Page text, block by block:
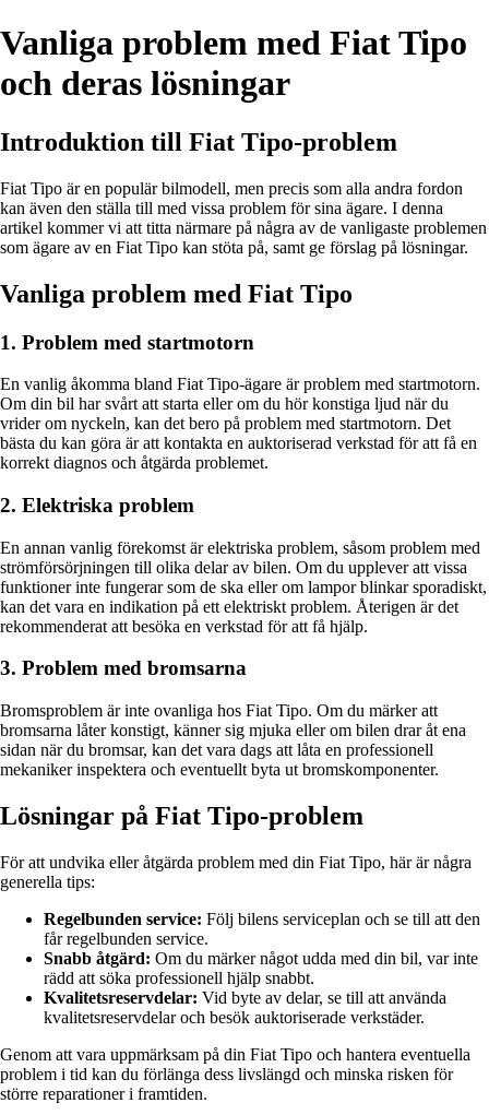
Vanliga problem med Fiat Tipo
och deras lösningar
Introduktion till Fiat Tipo-problem
Fiat Tipo är en populär bilmodell, men precis som alla andra fordon
kan även den ställa till med vissa problem för sina ägare. I denna
artikel kommer vi att titta närmare på några av de vanligaste problemen
som ägare av en Fiat Tipo kan stöta på, samt ge förslag på lösningar.
Vanliga problem med Fiat Tipo
1. Problem med startmotorn
En vanlig åkomma bland Fiat Tipo-ägare är problem med startmotorn.
Om din bil har svårt att starta eller om du hör konstiga ljud när du
vrider om nyckeln, kan det bero på problem med startmotorn. Det
bästa du kan göra är att kontakta en auktoriserad verkstad för att få en
korrekt diagnos och åtgärda problemet.
2. Elektriska problem
En annan vanlig förekomst är elektriska problem, såsom problem med
strömförsörjningen till olika delar av bilen. Om du upplever att vissa
funktioner inte fungerar som de ska eller om lampor blinkar sporadiskt,
kan det vara en indikation på ett elektriskt problem. Återigen är det
rekommenderat att besöka en verkstad för att få hjälp.
3. Problem med bromsarna
Bromsproblem är inte ovanliga hos Fiat Tipo. Om du märker att
bromsarna låter konstigt, känner sig mjuka eller om bilen drar åt ena
sidan när du bromsar, kan det vara dags att låta en professionell
mekaniker inspektera och eventuellt byta ut bromskomponenter.
Lösningar på Fiat Tipo-problem
För att undvika eller åtgärda problem med din Fiat Tipo, här är några
generella tips:
Regelbunden service: Följ bilens serviceplan och se till att den
får regelbunden service.
Snabb åtgärd: Om du märker något udda med din bil, var inte
rädd att söka professionell hjälp snabbt.
Kvalitetsreservdelar: Vid byte av delar, se till att använda
kvalitetsreservdelar och besök auktoriserade verkstäder.
Genom att vara uppmärksam på din Fiat Tipo och hantera eventuella
problem i tid kan du förlänga dess livslängd och minska risken för
större reparationer i framtiden.